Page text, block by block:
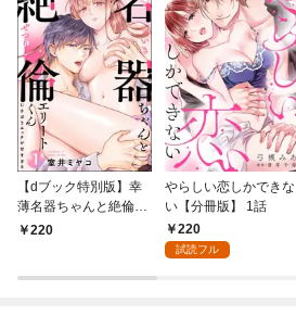
【dブック特別版】幸
薄名器ちゃんと絶倫エ
リートくん むさぼりエ
220
やらしい恋しかできな
い【分冊版】 1話
220
試読フル